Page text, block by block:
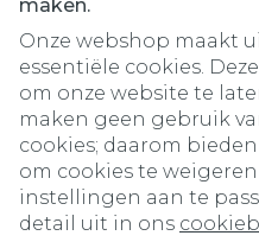
maken.
Onze webshop maakt
essentiële cookies.
om onze website te
maken geen gebruik
cookies; daarom
om cookies te
instellingen aan te
detail uit in ons
Juridische links